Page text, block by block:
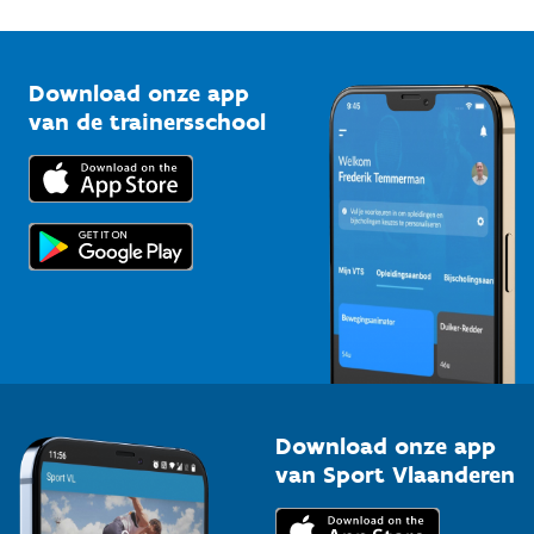
Bedrijven
Trainers en begeleiders
Topsporters
Vlaamse Trainersschool
Kennisplatform
Downloads
Voor de pers
Download onze app
van de trainersschool
Download onze app
van Sport Vlaanderen